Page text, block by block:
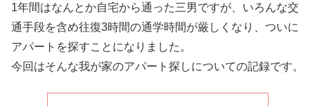
1年間はなんとか自宅から通った三男ですが、いろんな交
通手段を含め往復3時間の通学時間が厳しくなり、ついに
アパートを探すことになりました。
今回はそんな我が家のアパート探しについての記録です。